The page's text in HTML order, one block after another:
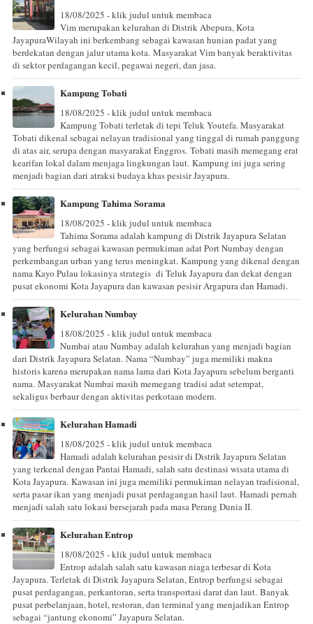
18/08/2025 - klik judul untuk membaca
Vim merupakan kelurahan di Distrik Abepura, Kota
JayapuraWilayah ini berkembang sebagai kawasan hunian padat yang
berdekatan dengan jalur utama kota. Masyarakat Vim banyak beraktivitas
di sektor perdagangan kecil, pegawai negeri, dan jasa.
Kampung Tobati
18/08/2025 - klik judul untuk membaca
Kampung Tobati terletak di tepi Teluk Youtefa. Masyarakat
Tobati dikenal sebagai nelayan tradisional yang tinggal di rumah panggung
di atas air, serupa dengan masyarakat Enggros. Tobati masih memegang erat
kearifan lokal dalam menjaga lingkungan laut. Kampung ini juga sering
menjadi bagian dari atraksi budaya khas pesisir Jayapura.
Kampung Tahima Sorama
18/08/2025 - klik judul untuk membaca
Tahima Sorama adalah kampung di Distrik Jayapura Selatan
yang berfungsi sebagai kawasan permukiman adat Port Numbay dengan
perkembangan urban yang terus meningkat. Kampung yang dikenal dengan
nama Kayo Pulau lokasinya strategis di Teluk Jayapura dan dekat dengan
pusat ekonomi Kota Jayapura dan kawasan pesisir Argapura dan Hamadi.
Kelurahan Numbay
18/08/2025 - klik judul untuk membaca
Numbai atau Numbay adalah kelurahan yang menjadi bagian
dari Distrik Jayapura Selatan. Nama “Numbay” juga memiliki makna
historis karena merupakan nama lama dari Kota Jayapura sebelum berganti
nama. Masyarakat Numbai masih memegang tradisi adat setempat,
sekaligus berbaur dengan aktivitas perkotaan modern.
Kelurahan Hamadi
18/08/2025 - klik judul untuk membaca
Hamadi adalah kelurahan pesisir di Distrik Jayapura Selatan
yang terkenal dengan Pantai Hamadi, salah satu destinasi wisata utama di
Kota Jayapura. Kawasan ini juga memiliki permukiman nelayan tradisional,
serta pasar ikan yang menjadi pusat perdagangan hasil laut. Hamadi pernah
menjadi salah satu lokasi bersejarah pada masa Perang Dunia II.
Kelurahan Entrop
18/08/2025 - klik judul untuk membaca
Entrop adalah salah satu kawasan niaga terbesar di Kota
Jayapura. Terletak di Distrik Jayapura Selatan, Entrop berfungsi sebagai
pusat perdagangan, perkantoran, serta transportasi darat dan laut. Banyak
pusat perbelanjaan, hotel, restoran, dan terminal yang menjadikan Entrop
sebagai “jantung ekonomi” Jayapura Selatan.